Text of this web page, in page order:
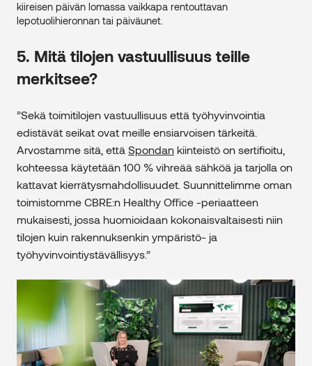
kiireisen päivän lomassa vaikkapa rentouttavan
lepotuolihieronnan tai päiväunet.
5. Mitä tilojen vastuullisuus teille
merkitsee?
”Sekä toimitilojen vastuullisuus että työhyvinvointia
edistävät seikat ovat meille ensiarvoisen tärkeitä.
Arvostamme sitä, että Spondan kiinteistö on sertifioitu,
kohteessa käytetään 100 % vihreää sähköä ja tarjolla on
kattavat kierrätysmahdollisuudet. Suunnittelimme oman
toimistomme CBRE:n Healthy Office -periaatteen
mukaisesti, jossa huomioidaan kokonaisvaltaisesti niin
tilojen kuin rakennuksenkin ympäristö- ja
työhyvinvointiystävällisyys.”